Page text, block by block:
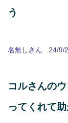
う
名無しさん 24/9/
コルさんの
ってくれて